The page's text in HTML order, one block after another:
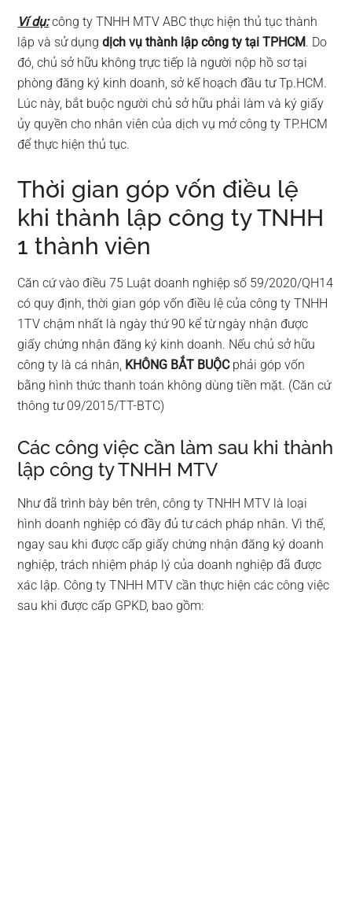
Ví dụ:công ty TNHH MTV ABC thực hiện thủ tục thành
lập và sử dụngdịch vụ thành lập công ty tại TPHCM. Do
đó, chủ sở hữu không trực tiếp là người nộp hồ sơ tại
phòng đăng ký kinh doanh, sở kế hoạch đầu tư Tp.HCM.
Lúc này, bắt buộc người chủ sở hữu phải làm và ký giấy
ủy quyền cho nhân viên của dịch vụ mở công ty TP.HCM
để thực hiện thủ tục.
Thời gian góp vốn điều lệ
khi thành lập công ty TNHH
1 thành viên
Căn cứ vào điều 75 Luật doanh nghiệp số 59/2020/QH14
có quy định, thời gian góp vốn điều lệ của công ty TNHH
1TV chậm nhất là ngày thứ 90 kể từ ngày nhận được
giấy chứng nhận đăng ký kinh doanh. Nếu chủ sở hữu
công ty là cá nhân, KHÔNG BẮT BUỘCphải góp vốn
bằng hình thức thanh toán không dùng tiền mặt. (Căn cứ
thông tư 09/2015/TT-BTC)
Các công việc cần làm sau khi thành
lập công ty TNHH MTV
Như đã trình bày bên trên, công ty TNHH MTV là loại
hình doanh nghiệp có đầy đủ tư cách pháp nhân. Vì thế,
ngay sau khi được cấp giấy chứng nhận đăng ký doanh
nghiệp, trách nhiệm pháp lý của doanh nghiệp đã được
xác lập. Công ty TNHH MTV cần thực hiện các công việc
sau khi được cấp GPKD, bao gồm: